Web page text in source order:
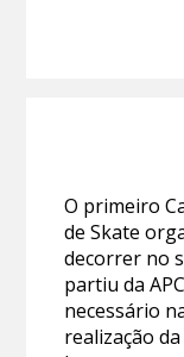
O primeiro
de Skate
decorrer no
partiu da
necessário
realização